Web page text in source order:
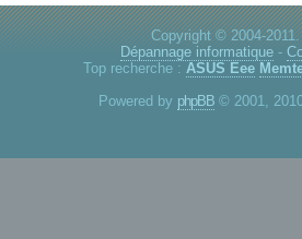
Copyright © 2004-
Dépannage informatique -
Top recherche : ASUS Eee
Powered by phpBB © 2001,